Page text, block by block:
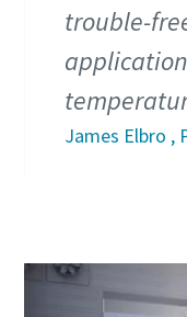
trouble-
James Elbro ,